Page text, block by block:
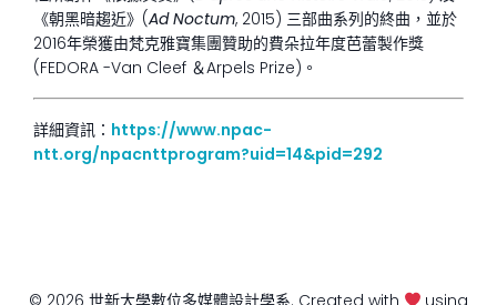
《朝黑暗趨近》(Ad Noctum, 2015) 三部曲系列的終曲，並於
2016年榮獲由梵克雅寶集團贊助的費朵拉年度芭蕾製作獎
(FEDORA -Van Cleef ＆Arpels Prize)。
詳細資訊： https://www.npac-
ntt.org/npacnttprogram?uid=14&pid=292
© 2026 世新大學數位多媒體設計學系. Created with using